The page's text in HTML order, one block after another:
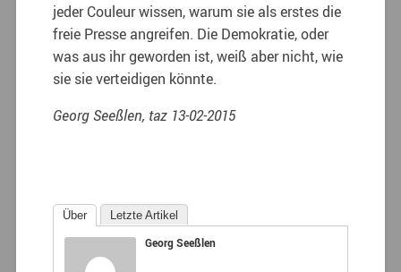
jeder Couleur wissen, warum sie als erstes die
freie Presse angreifen. Die Demokratie, oder
was aus ihr geworden ist, weiß aber nicht, wie
sie sie verteidigen könnte.
Georg Seeßlen, taz 13-02-2015
Über Letzte Artikel
Georg Seeßlen